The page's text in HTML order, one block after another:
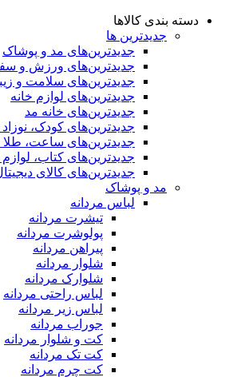
دسته بندی کالاها
جدیدترین ها
جدید‌ترین‌های مد و پوشاک
جدید‌ترین‌های ورزش و
جدید‌ترین‌های سلامت و
جدید‌ترین‌های لوازم خانه
جدیدترین‌های خانه مد
جدید‌ترین‌های کودک،
جدید‌ترین‌های ساعت، طلا
جدید‌ترین‌های کتاب، لوازم
جدید‌ترین‌های کالای
مد و پوشاک
لباس مردانه
تیشرت مردانه
پولوشرت مردانه
پیراهن مردانه
شلوار مردانه
شلوارک مردانه
لباس راحتی مردانه
لباس زیر مردانه
جوراب مردانه
کت و شلوار مردانه
کت تک مردانه
کت چرم مردانه